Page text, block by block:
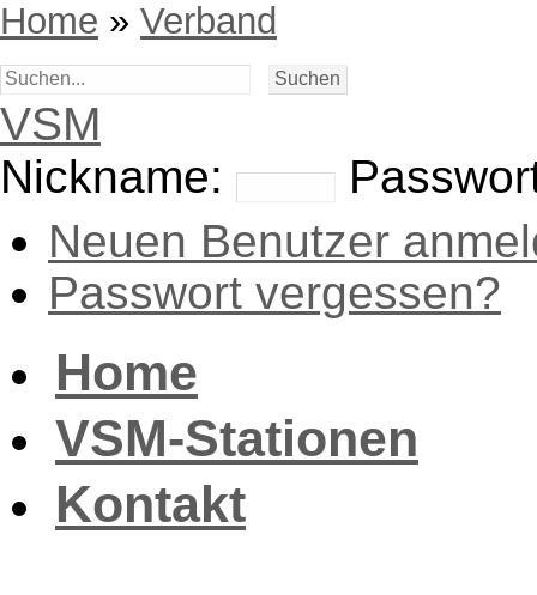
Home » Verband
VSM
Nickname:
Neuen Benutzer
Passwort vergessen?
Home
VSM-Stationen
Kontakt